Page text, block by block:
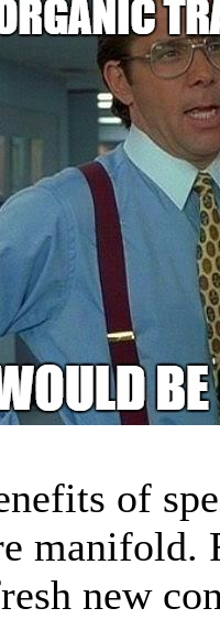
of
manifold.
new